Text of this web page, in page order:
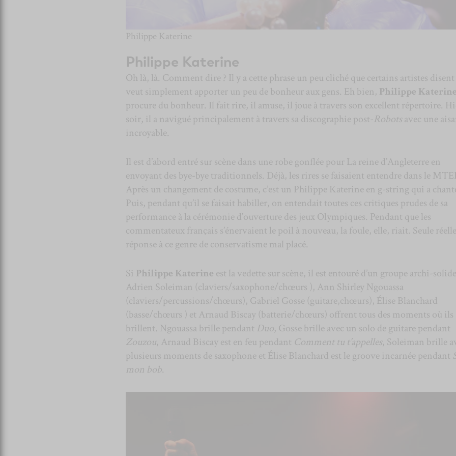
Philippe Katerine
Philippe Katerine
Oh là, là. Comment dire ? Il y a cette phrase un peu cliché que certains artistes
veut simplement apporter un peu de bonheur aux gens. Eh bien, Philippe Katerine
procure du bonheur. Il fait rire, il amuse, il joue à travers son excellent répertoire.
soir, il a navigué principalement à travers sa discographie post-Robotsavec une
incroyable.
Il est d’abord entré sur scène dans une robe gonflée pour La reine d’Angleterre en
envoyant des bye-bye traditionnels. Déjà, les rires se faisaient entendre dans le
Après un changement de costume, c’est un Philippe Katerine en g-string qui a
Puis, pendant qu’il se faisait habiller, on entendait toutes ces critiques prudes de sa
performance à la cérémonie d’ouverture des jeux Olympiques. Pendant que les
commentateux français s’énervaient le poil à nouveau, la foule, elle, riait. Seule réelle
réponse à ce genre de conservatisme mal placé.
Si Philippe Katerine est la vedette sur scène, il est entouré d’un groupe archi-
Adrien Soleiman (claviers/saxophone/chœurs ), Ann Shirley Ngouassa
(claviers/percussions/chœurs), Gabriel Gosse (guitare,chœurs), Élise Blanchard
(basse/chœurs ) et Arnaud Biscay (batterie/chœurs) offrent tous des moments où ils
brillent. Ngouassa brille pendant Duo, Gosse brille avec un solo de guitare pendant
Zouzou, Arnaud Biscay est en feu pendant Comment tu t’appelles, Soleiman brille
plusieurs moments de saxophone et Élise Blanchard est le groove incarnée pendant
mon bob.